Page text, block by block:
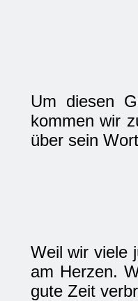
Um diesen
kommen wir
über sein
Weil wir viele
am Herzen.
gute Zeit